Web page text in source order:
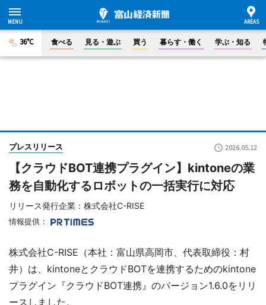
36°C 食べる 見る・遊ぶ 買う 暮らす・働く 学ぶ・知る
プレスリリース 2026.05.12
【クラウドBOT連携プラグイン】kintoneの業
務を自動化するロボットの一括実行に対応
リリース発行企業：株式会社C-RISE
情報提供：
株式会社C-RISE（本社：富山県高岡市、代表取締役：村
井）は、kintoneとクラウドBOTを連携するためのkintone
プラグイン『クラウドBOT連携』のバージョン1.6.0をリリ
ースしました。